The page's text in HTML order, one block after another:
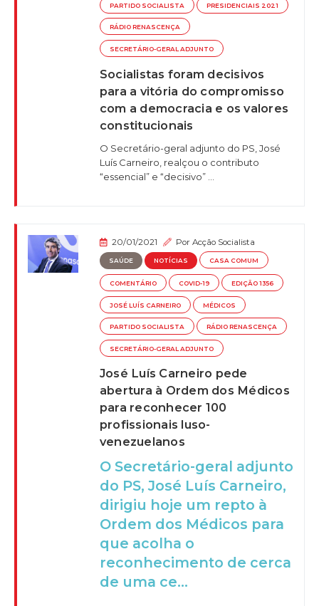
PARTIDO SOCIALISTA PRESIDENCIAIS 2021
RÁDIO RENASCENÇA
SECRETÁRIO-GERAL ADJUNTO
Socialistas foram decisivos
para a vitória do compromisso
com a democracia e os valores
constitucionais
O Secretário-geral adjunto do PS, José
Luís Carneiro, realçou o contributo
“essencial” e “decisivo” ...
20/01/2021 PorAcção Socialista
SAÚDE NOTÍCIAS CASA COMUM
COMENTÁRIO COVID-19 EDIÇÃO 1356
JOSÉ LUÍS CARNEIRO MÉDICOS
PARTIDO SOCIALISTA RÁDIO RENASCENÇA
SECRETÁRIO-GERAL ADJUNTO
José Luís Carneiro pede
abertura à Ordem dos Médicos
para reconhecer 100
profissionais luso-
venezuelanos
O Secretário-geral adjunto
do PS, José Luís Carneiro,
dirigiu hoje um repto à
Ordem dos Médicos para
que acolha o
reconhecimento de cerca
de uma ce...